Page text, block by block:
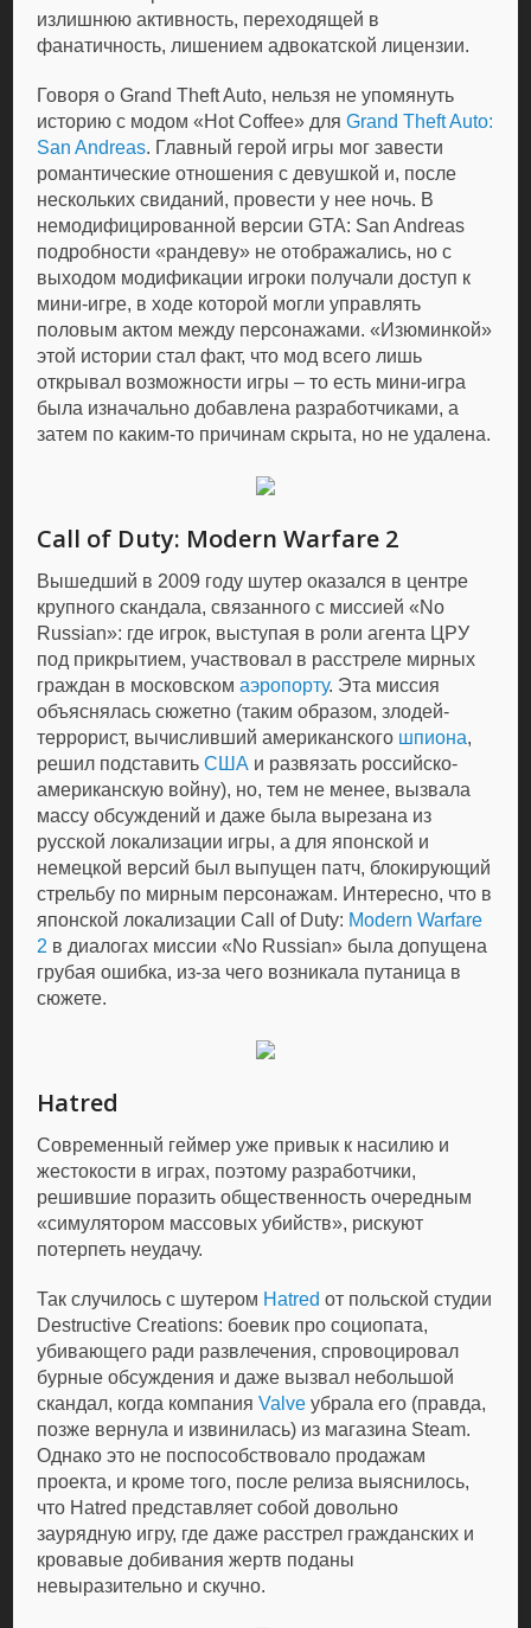
излишнюю активность, переходящей в
фанатичность, лишением адвокатской лицензии.
Говоря о Grand Theft Auto, нельзя не упомянуть
историю с модом «Hot Coffee» дляGrand Theft Auto:
San Andreas. Главный герой игры мог завести
романтические отношения с девушкой и, после
нескольких свиданий, провести у нее ночь. В
немодифицированной версии GTA: San Andreas
подробности «рандеву» не отображались, но с
выходом модификации игроки получали доступ к
мини-игре, в ходе которой могли управлять
половым актом между персонажами. «Изюминкой»
этой истории стал факт, что мод всего лишь
открывал возможности игры – то есть мини-игра
была изначально добавлена разработчиками, а
затем по каким-то причинам скрыта, но не удалена.
Call of Duty: Modern Warfare 2
Вышедший в 2009 году шутер оказался в центре
крупного скандала, связанного с миссией «No
Russian»: где игрок, выступая в роли агента ЦРУ
под прикрытием, участвовал в расстреле мирных
граждан в московскомаэропорту. Эта миссия
объяснялась сюжетно (таким образом, злодей-
террорист, вычисливший американского шпиона,
решил подставитьСША и развязать российско-
американскую войну), но, тем не менее, вызвала
массу обсуждений и даже была вырезана из
русской локализации игры, а для японской и
немецкой версий был выпущен патч, блокирующий
стрельбу по мирным персонажам. Интересно, что в
японской локализации Call of Duty: Modern Warfare
2 в диалогах миссии «No Russian» была допущена
грубая ошибка, из-за чего возникала путаница в
сюжете.
Hatred
Современный геймер уже привык к насилию и
жестокости в играх, поэтому разработчики,
решившие поразить общественность очередным
«симулятором массовых убийств», рискуют
потерпеть неудачу.
Так случилось с шутером Hatred от польской студии
Destructive Creations: боевик про социопата,
убивающего ради развлечения, спровоцировал
бурные обсуждения и даже вызвал небольшой
скандал, когда компанияValve убрала его (правда,
позже вернула и извинилась) из магазина Steam.
Однако это не поспособствовало продажам
проекта, и кроме того, после релиза выяснилось,
что Hatred представляет собой довольно
заурядную игру, где даже расстрел гражданских и
кровавые добивания жертв поданы
невыразительно и скучно.